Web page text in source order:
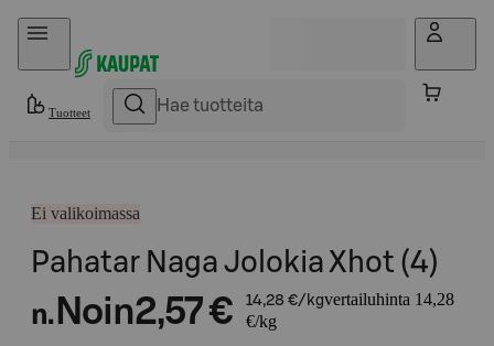
Hyppää sisältöön
Tuotteet
Ei valikoimassa
Pahatar Naga Jolokia Xhot (4)
n. Noin2,57 € 14,28 €/kgvertailuhinta 14,28
€/kg